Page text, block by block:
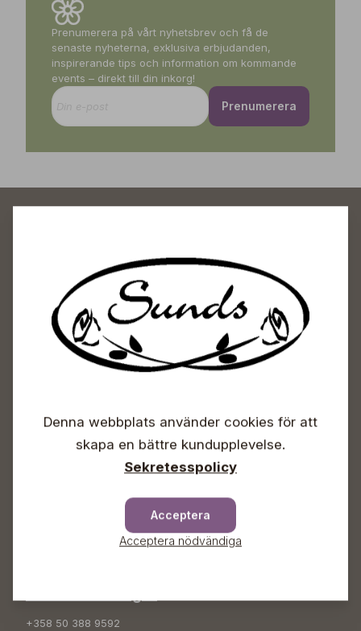
Prenumerera på vårt nyhetsbrev och få de
senaste nyheterna, exklusiva erbjudanden,
inspirerande tips och information om kommande
events – direkt till din inkorg!
Prenumerera
Sunds Trädgårdscenter
Öppet
Info & växel
Sunds Trädgård Ab
+358 50 388 9592
Denna webbplats använder cookies för att
skapa en bättre kundupplevelse.
Sekretesspolicy
Acceptera
Acceptera nödvändiga